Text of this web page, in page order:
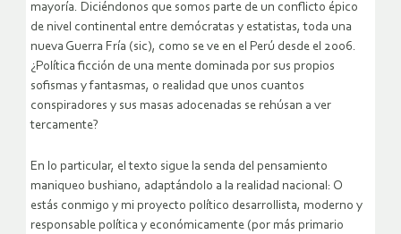
mayoría. Diciéndonos que somos parte de un conflicto épico
de nivel continental entre demócratas y estatistas, toda una
nueva Guerra Fría (sic), como se ve en el Perú desde el 2006.
¿Política ficción de una mente dominada por sus propios
sofismas y fantasmas, o realidad que unos cuantos
conspiradores y sus masas adocenadas se rehúsan a ver
tercamente?
En lo particular, el texto sigue la senda del pensamiento
maniqueo bushiano, adaptándolo a la realidad nacional: O
estás conmigo y mi proyecto político desarrollista, moderno y
responsable política y económicamente (por más primario